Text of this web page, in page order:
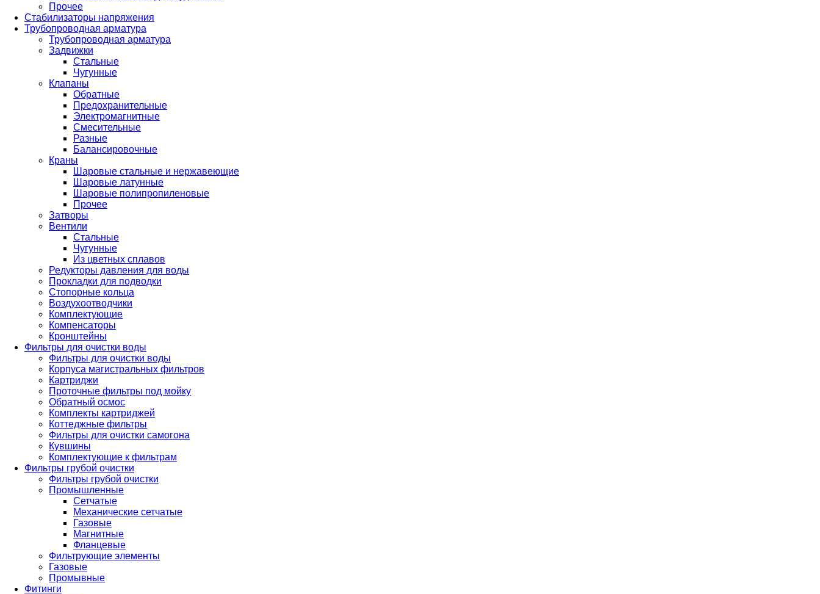
Прочее
Стабилизаторы напряжения
Трубопроводная арматура
Трубопроводная арматура
Задвижки
Стальные
Чугунные
Клапаны
Обратные
Предохранительные
Электромагнитные
Смесительные
Разные
Балансировочные
Краны
Шаровые стальные и нержавеющие
Шаровые латунные
Шаровые полипропиленовые
Прочее
Затворы
Вентили
Стальные
Чугунные
Из цветных сплавов
Редукторы давления для воды
Прокладки для подводки
Стопорные кольца
Воздухоотводчики
Комплектующие
Компенсаторы
Кронштейны
Фильтры для очистки воды
Фильтры для очистки воды
Корпуса магистральных фильтров
Картриджи
Проточные фильтры под мойку
Обратный осмос
Комплекты картриджей
Коттеджные фильтры
Фильтры для очистки самогона
Кувшины
Комплектующие к фильтрам
Фильтры грубой очистки
Фильтры грубой очистки
Промышленные
Сетчатые
Механические сетчатые
Газовые
Магнитные
Фланцевые
Фильтрующие элементы
Газовые
Промывные
Фитинги